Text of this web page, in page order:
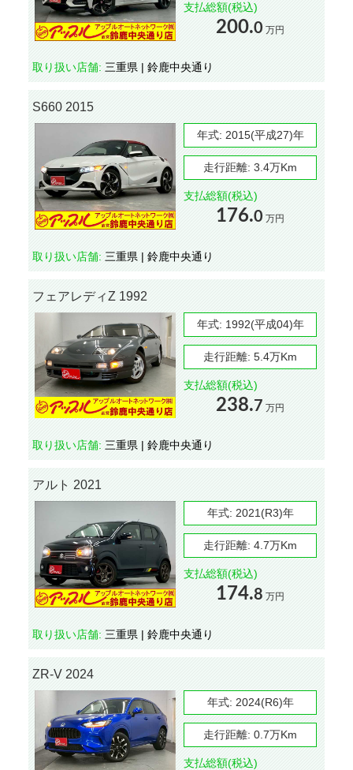
支払総額(税込)
200.0 万円
取り扱い店舗: 三重県 | 鈴鹿中央通り
S660 2015
年式: 2015(平成27)年
走行距離: 3.4万Km
支払総額(税込)
176.0 万円
取り扱い店舗: 三重県 | 鈴鹿中央通り
フェアレディZ 1992
年式: 1992(平成04)年
走行距離: 5.4万Km
支払総額(税込)
238.7 万円
取り扱い店舗: 三重県 | 鈴鹿中央通り
アルト 2021
年式: 2021(R3)年
走行距離: 4.7万Km
支払総額(税込)
174.8 万円
取り扱い店舗: 三重県 | 鈴鹿中央通り
ZR-V 2024
年式: 2024(R6)年
走行距離: 0.7万Km
支払総額(税込)